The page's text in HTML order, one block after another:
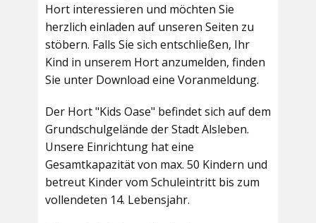
Hort interessieren und möchten Sie
herzlich einladen auf unseren Seiten zu
stöbern. Falls Sie sich entschließen, Ihr
Kind in unserem Hort anzumelden, finden
Sie unter Download eine Voranmeldung.
Der Hort "Kids Oase" befindet sich auf dem
Grundschulgelände der Stadt Alsleben.
Unsere Einrichtung hat eine
Gesamtkapazität von max. 50 Kindern und
betreut Kinder vom Schuleintritt bis zum
vollendeten 14. Lebensjahr.